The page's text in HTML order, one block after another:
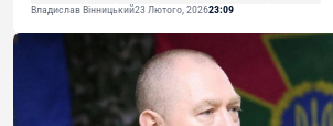
Владислав Вінницький23 Лютого, 202623:09